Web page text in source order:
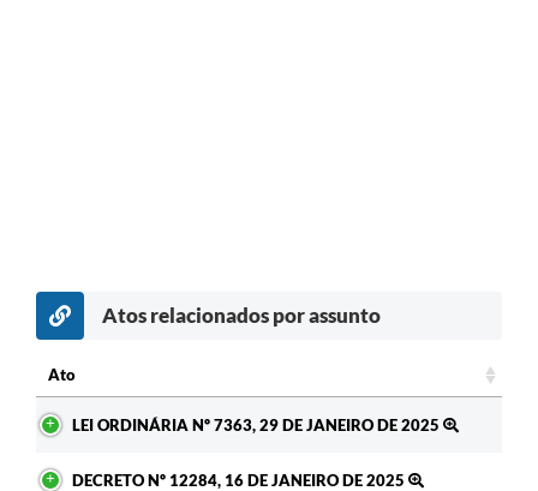
Atos relacionados por assunto
Ato
LEI ORDINÁRIA Nº 7363, 29 DE JANEIRO DE 2025
DECRETO Nº 12284, 16 DE JANEIRO DE 2025